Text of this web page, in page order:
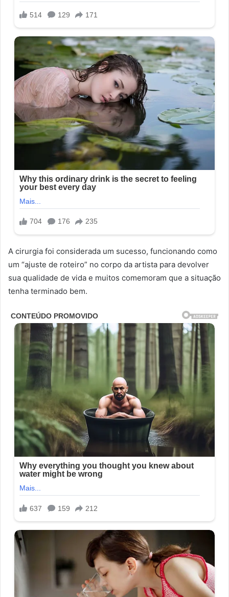
A cirurgia foi considerada um sucesso, funcionando como
um “ajuste de roteiro” no corpo da artista para devolver
sua qualidade de vida e muitos comemoram que a situação
tenha terminado bem.